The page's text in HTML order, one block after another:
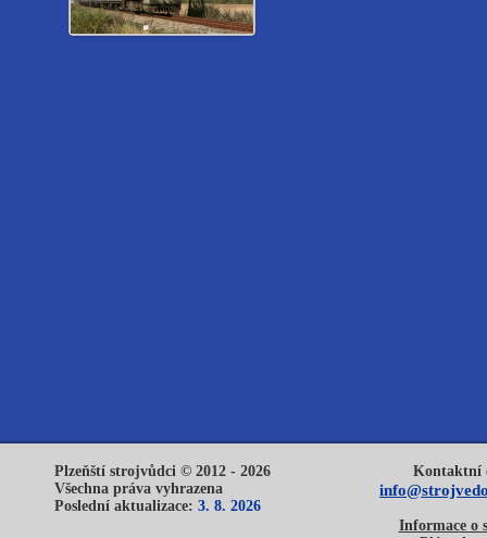
Plzeňští strojvůdci © 2012 - 2026
Všechna práva vyhrazena
Poslední aktualizace: 3. 8. 2026
Kontaktní
Informace o